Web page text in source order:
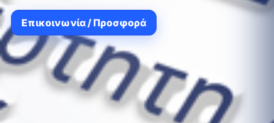
Επικοινωνία / Προσφορά